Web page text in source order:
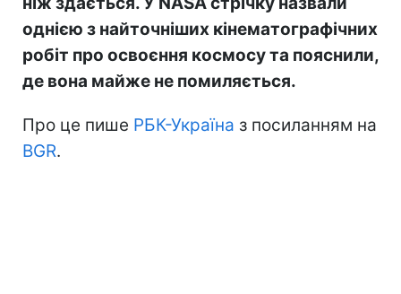
однією з найточніших кінематографічних
робіт про освоєння космосу та пояснили,
де вона майже не помиляється.
Про це пише РБК-Україна з посиланням на
BGR.